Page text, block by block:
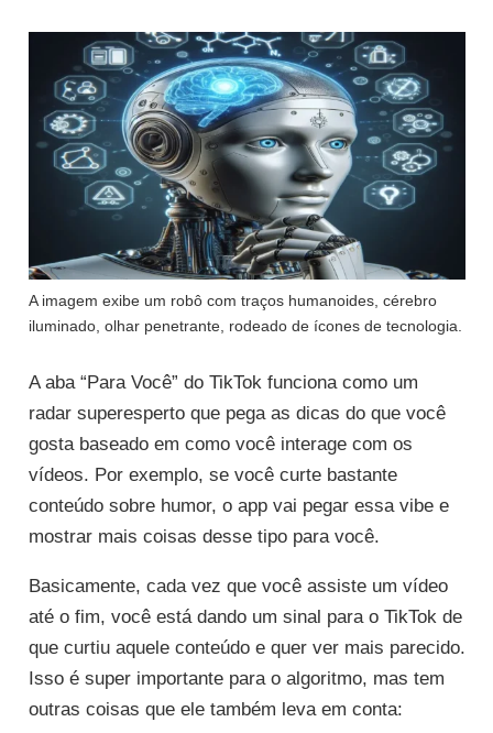
A imagem exibe um robô com traços humanoides, cérebro
iluminado, olhar penetrante, rodeado de ícones de tecnologia.
A aba “Para Você” do TikTok funciona como um
radar superesperto que pega as dicas do que você
gosta baseado em como você interage com os
vídeos. Por exemplo, se você curte bastante
conteúdo sobre humor, o app vai pegar essa vibe e
mostrar mais coisas desse tipo para você.
Basicamente, cada vez que você assiste um vídeo
até o fim, você está dando um sinal para o TikTok de
que curtiu aquele conteúdo e quer ver mais parecido.
Isso é super importante para o algoritmo, mas tem
outras coisas que ele também leva em conta: